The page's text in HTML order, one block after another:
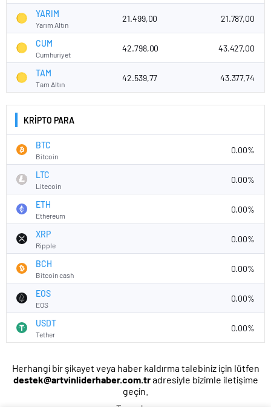
YARIM
Yarım Altın
21.499,00 21.787,00
CUM
Cumhuriyet
42.798,00 43.427,00
TAM
Tam Altın
42.539,77 43.377,74
KRİPTO PARA
BTC
Bitcoin
0.00%
LTC
Litecoin
0.00%
ETH
Ethereum
0.00%
XRP
Ripple
0.00%
BCH
Bitcoin cash
0.00%
EOS
EOS
0.00%
USDT
Tether
0.00%
Herhangi bir şikayet veya haber kaldırma talebiniz için lütfen
destek@artvinliderhaber.com.tradresiyle bizimle iletişime
geçin.